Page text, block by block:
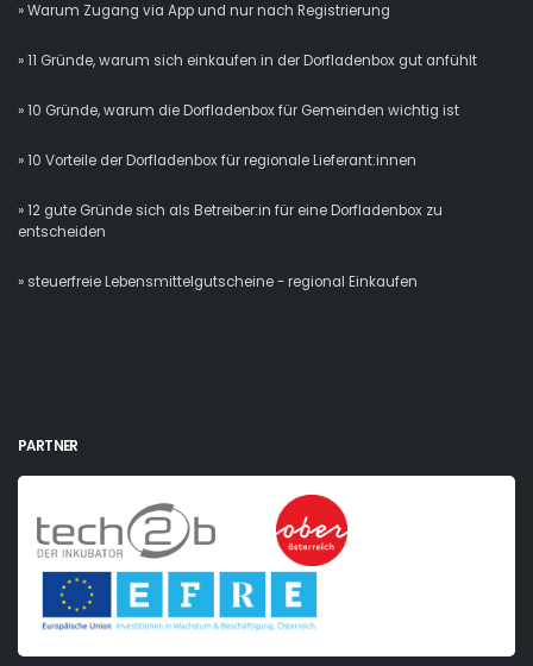
» Warum Zugang via App und nur nach Registrierung
» 11 Gründe, warum sich einkaufen in der Dorfladenbox gut anfühlt
» 10 Gründe, warum die Dorfladenbox für Gemeinden wichtig ist
» 10 Vorteile der Dorfladenbox für regionale Lieferant:innen
» 12 gute Gründe sich als Betreiber:in für eine Dorfladenbox zu
entscheiden
» steuerfreie Lebensmittelgutscheine - regional Einkaufen
PARTNER